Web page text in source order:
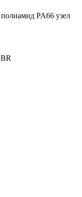
PA66 узел